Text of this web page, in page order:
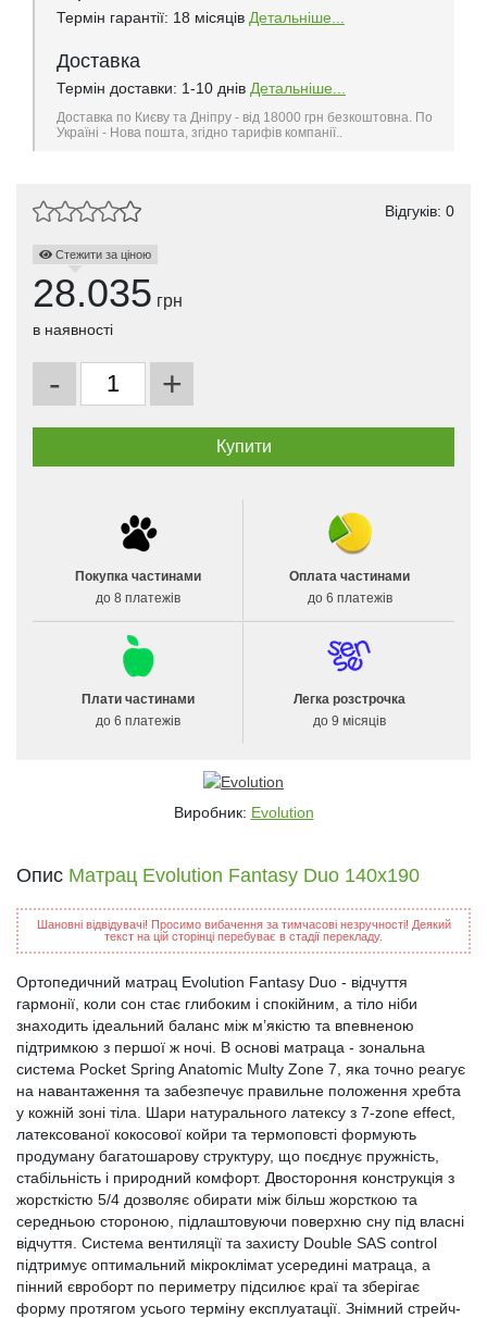
Термін гарантії: 18 місяців Детальніше...
Доставка
Термін доставки: 1-10 днів Детальніше...
Доставка по Києву та Дніпру - від 18000 грн безкоштовна. По
Україні - Нова пошта, згідно тарифів компанії..
Відгуків: 0
Стежити за ціною
28.035 грн
в наявності
- +
Покупка частинами
до 8 платежів
Оплата частинами
до 6 платежів
Плати частинами
до 6 платежів
Легка розстрочка
до 9 місяців
Виробник: Evolution
Опис Матрац Evolution Fantasy Duo 140х190
Шановні відвідувачі! Просимо вибачення за тимчасові незручності! Деякий
текст на цій сторінці перебуває в стадії перекладу.
Ортопедичний матрац Evolution Fantasy Duo - відчуття
гармонії, коли сон стає глибоким і спокійним, а тіло ніби
знаходить ідеальний баланс між м’якістю та впевненою
підтримкою з першої ж ночі. В основі матраца - зональна
система Pocket Spring Anatomic Multy Zone 7, яка точно реагує
на навантаження та забезпечує правильне положення хребта
у кожній зоні тіла. Шари натурального латексу з 7-zone effect,
латексованої кокосової койри та термоповсті формують
продуману багатошарову структуру, що поєднує пружність,
стабільність і природний комфорт. Двостороння конструкція з
жорсткістю 5/4 дозволяє обирати між більш жорсткою та
середньою стороною, підлаштовуючи поверхню сну під власні
відчуття. Система вентиляції та захисту Double SAS control
підтримує оптимальний мікроклімат усередині матраца, а
пінний євроборт по периметру підсилює краї та зберігає
форму протягом усього терміну експлуатації. Знімний стрейч-